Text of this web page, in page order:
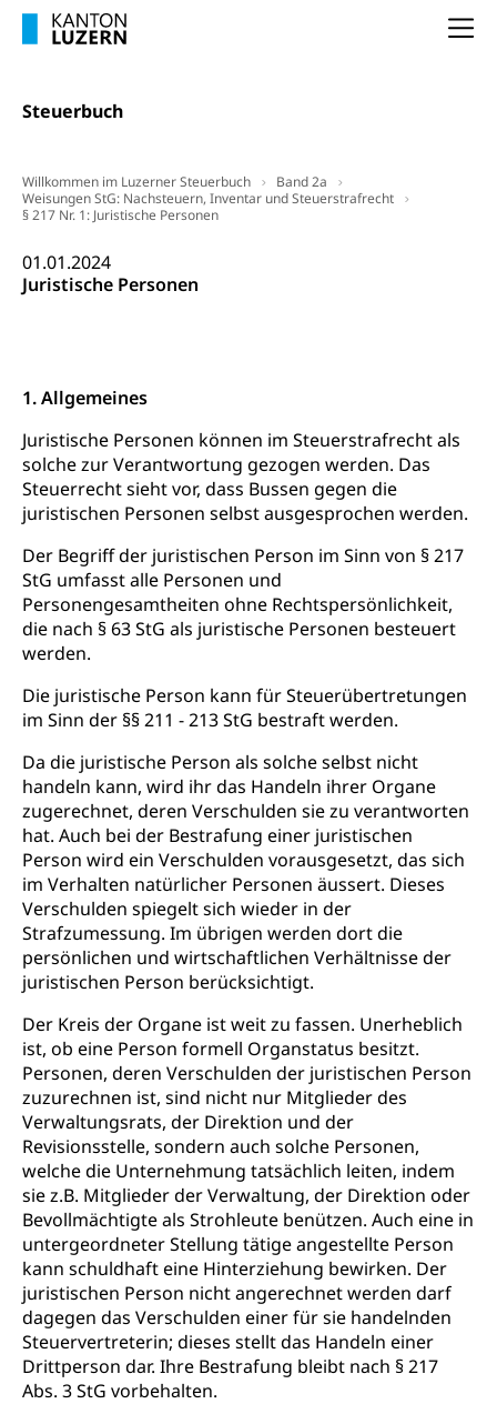
Steuerbuch
Willkommen im Luzerner Steuerbuch
Band 2a
Weisungen StG: Nachsteuern, Inventar und Steuerstrafrecht
§ 217 Nr. 1: Juristische Personen
01.01.2024
Juristische Personen
1. Allgemeines
Juristische Personen können im Steuerstrafrecht als
solche zur Verantwortung gezogen werden. Das
Steuerrecht sieht vor, dass Bussen gegen die
juristischen Personen selbst ausgesprochen werden.
Der Begriff der juristischen Person im Sinn von § 217
StG umfasst alle Personen und
Personengesamtheiten ohne Rechtspersönlichkeit,
die nach § 63 StG als juristische Personen besteuert
werden.
Die juristische Person kann für Steuerübertretungen
im Sinn der §§ 211 - 213 StG bestraft werden.
Da die juristische Person als solche selbst nicht
handeln kann, wird ihr das Handeln ihrer Organe
zugerechnet, deren Verschulden sie zu verantworten
hat. Auch bei der Bestrafung einer juristischen
Person wird ein Verschulden vorausgesetzt, das sich
im Verhalten natürlicher Personen äussert. Dieses
Verschulden spiegelt sich wieder in der
Strafzumessung. Im übrigen werden dort die
persönlichen und wirtschaftlichen Verhältnisse der
juristischen Person berücksichtigt.
Der Kreis der Organe ist weit zu fassen. Unerheblich
ist, ob eine Person formell Organstatus besitzt.
Personen, deren Verschulden der juristischen Person
zuzurechnen ist, sind nicht nur Mitglieder des
Verwaltungsrats, der Direktion und der
Revisionsstelle, sondern auch solche Personen,
welche die Unternehmung tatsächlich leiten, indem
sie z.B. Mitglieder der Verwaltung, der Direktion oder
Bevollmächtigte als Strohleute benützen. Auch eine in
untergeordneter Stellung tätige angestellte Person
kann schuldhaft eine Hinterziehung bewirken. Der
juristischen Person nicht angerechnet werden darf
dagegen das Verschulden einer für sie handelnden
Steuervertreterin; dieses stellt das Handeln einer
Drittperson dar. Ihre Bestrafung bleibt nach § 217
Abs. 3 StG vorbehalten.
Krankenkasse
Prämienverbilligung (WAS Luzern)
Kranken- und Unfallversicherung
sichere Lebensmittel, Lebensmittelkontrolle,
Lebensmittelhygiene, Produktesicherheit
Lebensmittel
Gesundheitsvorsorge, Wellness, Unfallverhütung,
Suchtprävention, Alkoholprävention,
Sekundärprävention, Tertiärprävention
Prävention (Polizei)
Suchtprävention
Gesundheitsversorgung
Mutterschaftsversicherung, Krankenversicherung,
Sozialhilfe
Kranken- und Unfallversicherung
(gruezi.lu.ch)
Krankenversicherung (WAS Luzern)
Existenzsicherung - Sozialhilfe
Soziales und Gesellschaft (Dienststelle)
Arbeitslosenversicherung (WAS Luzern)
Soziale Sicherheit
Sucht und Drogen
Drogenabhängigkeit, Drogensucht,
Medikamentenabhängigkeit,
Arzneimittelabhängigkeit, Suchtkrankheit,
Drogenabhängige, Drogensüchtige,
Betäubungsmittel, Suchtmittel, Psychopharmaka
Drogen (Polizei)
Sucht
Gesundheitsversorgung
Gesundheitsversorgung, Spital, Pflegeinitiative,
Ambulant vor stationär, AVOS, Patientendossier
Gesundheitsversorgung
AHV / IV
Altersrente, Invalidenrente, Witwenrente,
Sozialversicherung, Vorsorgeeinrichtung,
Pensionskasse, erste Säule, zweite Säule, dritte
Säule, Hilflosenentschädigung,
Ergänzungsleistungen, Altersvorsorge,
Todesfallversicherung
Hilfslosenentschädigung (WAS Luzern)
AHV-Hinterlassenenrente (WAS Luzern)
AHV-Beiträge (WAS Luzern)
Informationsstelle AHV/IV
Ergänzungsleistungen (EL) (WAS Luzern)
AHV-Altersrente (WAS Luzern)
IV-Leistungen (WAS Luzern)
Behinderung
Körperbehinderung, körperliche Behinderung,
geistige Behinderung, psychische Behinderung,
Erwerbsunfähigkeit, Behinderte
Inklusion im Sport
Menschen mit Behinderungen
Kultur und Medien
Archive und Bibliotheken
Bücher, Bundesarchiv, Landesbibliothek
Staatsarchiv Luzern
Zentral- und Hochschulbibliothek
Archiv der Denkmalpflege
Kulturelle Einrichtungen
Museen, Theater, Bibliotheken
Dienststelle Kultur
Kunst & Kultur (Luzern Tourismus)
Kulturförderung
Kulturpolitik, Sprachförderung, Denkmalpflege,